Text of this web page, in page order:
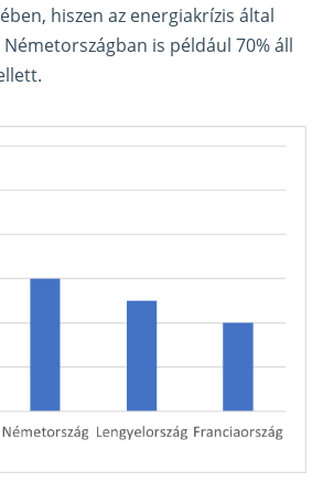
hiszen az energiakrízis által
is például 70% áll